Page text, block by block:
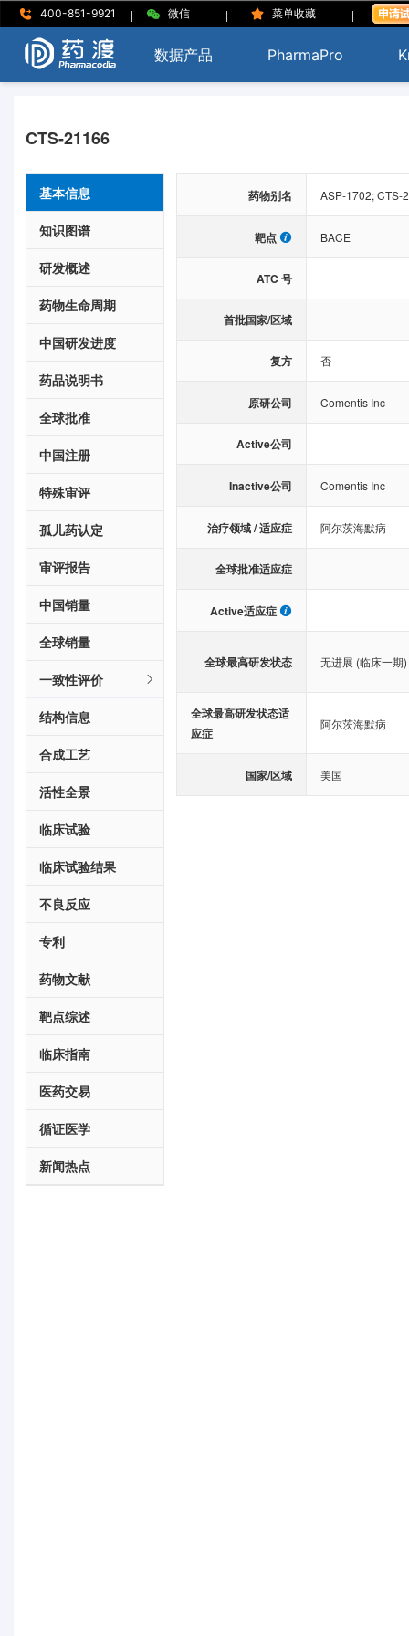
400-851-9921 | 微信 | 菜单收藏 |
数据产品 PharmaPro
CTS-21166
基本信息
知识图谱
研发概述
药物生命周期
中国研发进度
药品说明书
全球批准
中国注册
特殊审评
孤儿药认定
审评报告
中国销量
全球销量
一致性评价
结构信息
合成工艺
活性全景
临床试验
临床试验结果
不良反应
专利
药物文献
靶点综述
临床指南
医药交易
循证医学
新闻热点
药物别名 ASP-1702; CTS-
靶点 BACE
ATC 号
首批国家/区域
复方 否
原研公司 Comentis Inc
Active公司
Inactive公司 Comentis Inc
治疗领域 / 适应症 阿尔茨海默病
全球批准适应症
Active适应症
全球最高研发状态 无进展 (临床一期)
全球最高研发状态适
应症
阿尔茨海默病
国家/区域 美国